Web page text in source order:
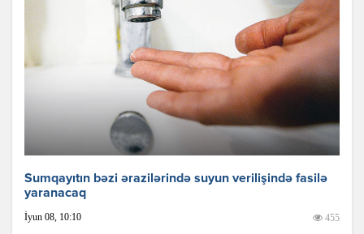
Sumqayıtın bəzi ərazilərində suyun verilişində fasilə
yaranacaq
İyun 08, 10:10 455